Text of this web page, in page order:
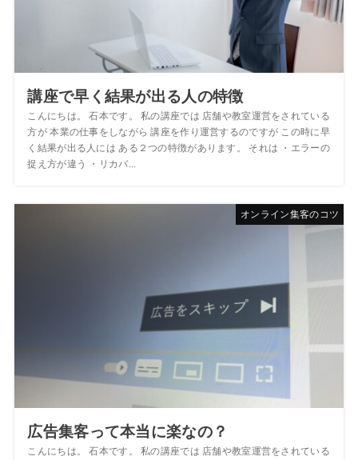
講座で早く結果が出る人の特徴
こんにちは。 石本です。 私の講座では 店舗や教室運営をされている
方が 本業の仕事をしながら 講座を作り運営するのですが この時に早
く結果が出る人には ある２つの特徴があります。 それは ・エラーの
捉え方が違う ・リカバ...
オンライン集客のコツ
広告集客って本当に楽なの？
こんにちは。 石本です。 私の講座では 店舗や教室運営をされている